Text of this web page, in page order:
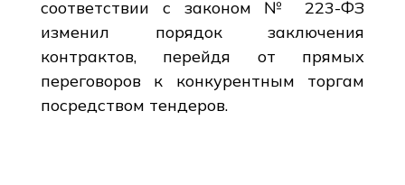
соответствии с законом № 223-ФЗ
изменил порядок заключения
контрактов, перейдя от прямых
переговоров к конкурентным торгам
посредством тендеров.